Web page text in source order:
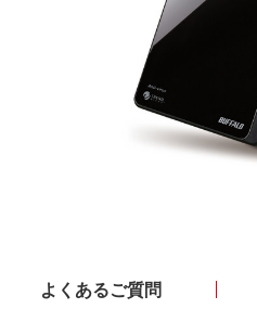
よくあるご質問